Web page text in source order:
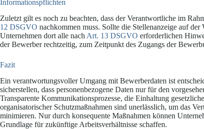
Informationspflichten
Zuletzt gilt es noch zu beachten, dass der Verantwortliche im
12 DSGVO nachkommen muss. Sollte die Stellenanzeige auf
Unternehmen dort alle nach Art. 13 DSGVO erforderlichen
der Bewerber rechtzeitig, zum Zeitpunkt des Zugangs der
Fazit
Ein verantwortungsvoller Umgang mit Bewerberdaten ist
sicherstellen, dass personenbezogene Daten nur für den
Transparente Kommunikationsprozesse, die Einhaltung
organisatorischer Schutzmaßnahmen sind unerlässlich, um das
minimieren. Nur durch konsequente Maßnahmen können
Grundlage für zukünftige Arbeitsverhältnisse schaffen.